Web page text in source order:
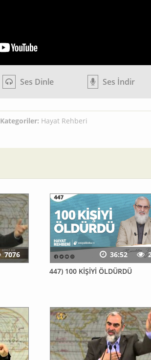
Ses Dinle Ses İndir
Kategoriler: Hayat Rehberi
7076
447) 100 KİŞİYİ ÖLDÜRDÜ
36:52